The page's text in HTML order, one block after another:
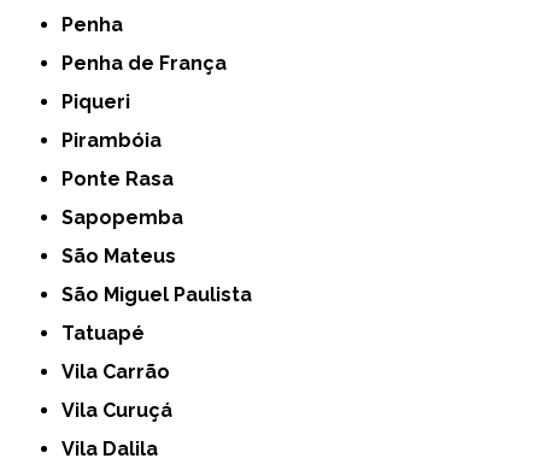
Penha
Penha de França
Piqueri
Pirambóia
Ponte Rasa
Sapopemba
São Mateus
São Miguel Paulista
Tatuapé
Vila Carrão
Vila Curuçá
Vila Dalila